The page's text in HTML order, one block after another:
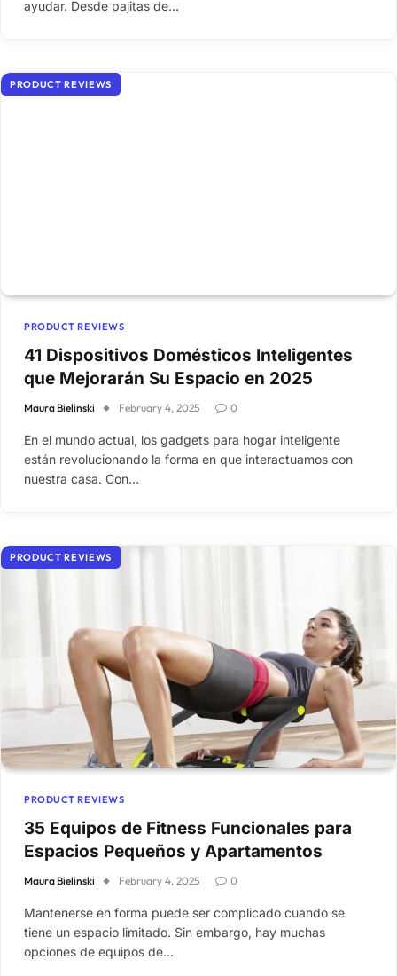
ayudar. Desde pajitas de…
PRODUCT REVIEWS
PRODUCT REVIEWS
41 Dispositivos Domésticos Inteligentes
que Mejorarán Su Espacio en 2025
Maura Bielinski February 4, 2025 0
En el mundo actual, los gadgets para hogar inteligente
están revolucionando la forma en que interactuamos con
nuestra casa. Con…
PRODUCT REVIEWS
PRODUCT REVIEWS
35 Equipos de Fitness Funcionales para
Espacios Pequeños y Apartamentos
Maura Bielinski February 4, 2025 0
Mantenerse en forma puede ser complicado cuando se
tiene un espacio limitado. Sin embargo, hay muchas
opciones de equipos de…